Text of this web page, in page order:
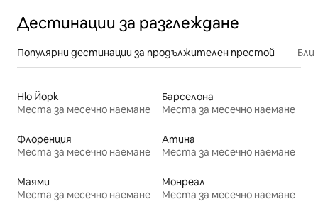
Дестинации за разглеждане
Популярни дестинации за продължителен престой
Ню Йорк
Места за месечно наемане
Барселона
Места за месечно наемане
Флоренция
Места за месечно наемане
Атина
Места за месечно наемане
Маями
Места за месечно наемане
Монреал
Места за месечно наемане